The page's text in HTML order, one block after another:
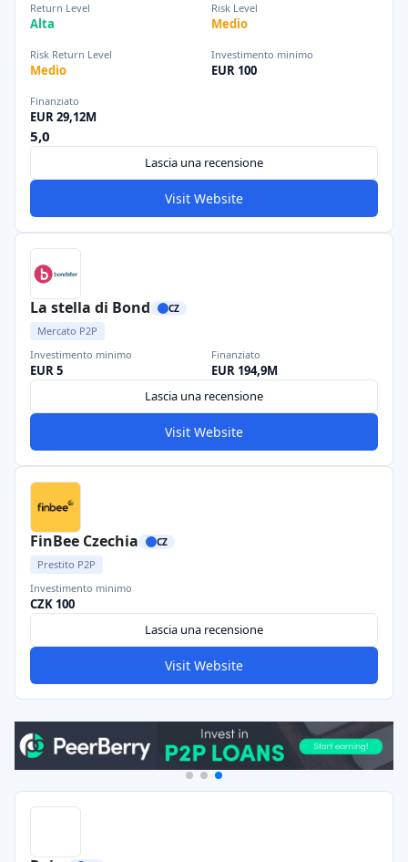
Return Level
Alta
Risk Level
Medio
Risk Return Level
Medio
Investimento minimo
EUR 100
Finanziato
EUR 29,12M
5,0
Lascia una recensione
Visit Website
La stella di Bond CZ
Mercato P2P
Investimento minimo
EUR 5
Finanziato
EUR 194,9M
Lascia una recensione
Visit Website
FinBee Czechia CZ
Prestito P2P
Investimento minimo
CZK 100
Lascia una recensione
Visit Website